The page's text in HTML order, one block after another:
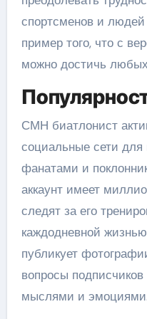
спортсменов и
пример того, что с
можно достичь
СМН биатлонист
социальные сети
фанатами и
аккаунт имеет
следят за его
каждодневной
публикует
вопросы
мыслями и